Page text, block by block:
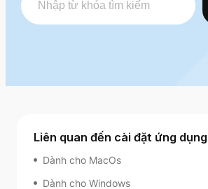
Liên quan đến cài đặt ứng dụng
Dành cho MacOs
Dành cho Windows